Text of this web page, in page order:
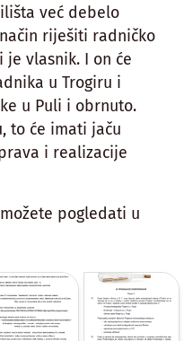
već debelo
riješiti radničko
vlasnik. I on će
u Trogiru i
u Puli i obrnuto.
to će imati jaču
i realizacije
pogledati u